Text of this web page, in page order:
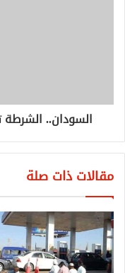
السودان..
مقالات ذات صلة